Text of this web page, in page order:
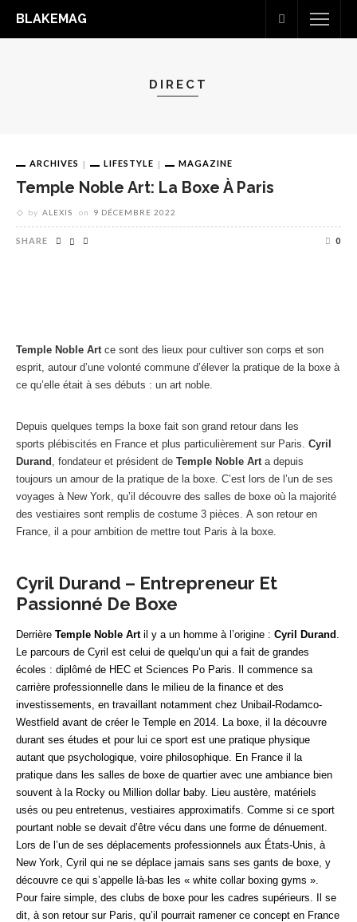
BLAKEMAG
DIRECT
ARCHIVES LIFESTYLE MAGAZINE
Temple Noble Art: La Boxe À Paris
by ALEXIS on 9 DÉCEMBRE 2022
SHARE 0
Temple Noble Art ce sont des lieux pour cultiver son corps et son
esprit, autour d’une volonté commune d’élever la pratique de la boxe à
ce qu’elle était à ses débuts : un art noble.
Depuis quelques temps la boxe fait son grand retour dans les
sports plébiscités en France et plus particulièrement sur Paris. Cyril
Durand , fondateur et président de Temple Noble Art a depuis
toujours un amour de la pratique de la boxe. C’est lors de l’un de ses
voyages à New York, qu’il découvre des salles de boxe où la majorité
des vestiaires sont remplis de costume 3 pièces. A son retour en
France, il a pour ambition de mettre tout Paris à la boxe.
Cyril Durand – Entrepreneur Et
Passionné De Boxe
Derrière Temple Noble Artil y a un homme à l’origine : Cyril Durand
Le parcours de Cyril est celui de quelqu’un qui a fait de grandes
écoles : diplômé de HEC et Sciences Po Paris. Il commence sa
carrière professionnelle dans le milieu de la finance et des
investissements, en travaillant notamment chez Unibail-Rodamco-
Westfield avant de créer le Temple en 2014. La boxe, il la découvre
durant ses études et pour lui ce sport est une pratique physique
autant que psychologique, voire philosophique. En France il la
pratique dans les salles de boxe de quartier avec une ambiance bien
souvent à la Rocky ou Million dollar baby. Lieu austère, matériels
usés ou peu entretenus, vestiaires approximatifs. Comme si ce sport
pourtant noble se devait d’être vécu dans une forme de dénuement.
Lors de l’un de ses déplacements professionnels aux États-Unis, à
New York, Cyril qui ne se déplace jamais sans ses gants de boxe, y
découvre ce qui s’appelle là-bas les « white collar boxing gyms ».
Pour faire simple, des clubs de boxe pour les cadres supérieurs. Il se
dit, à son retour sur Paris, qu’il pourrait ramener ce concept en France